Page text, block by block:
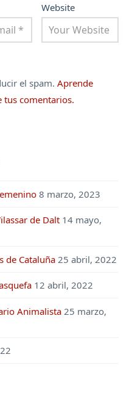
Website
el spam.Aprende
tus comentarios.
8 marzo, 2023
de Dalt 14 mayo,
de Cataluña 25 abril, 2022
12 abril, 2022
Animalista 25 marzo,